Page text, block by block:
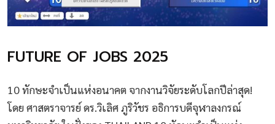
FUTURE OF JOBS 2025
10 ทักษะจำเป็นแห่งอนาคต จากงานวิจัยระดับโลกปีล่าสุด!
โดย ศาสตราจารย์ ดร.วิเลิศ ภูริวัชร อธิการบดีจุฬาลงกรณ์